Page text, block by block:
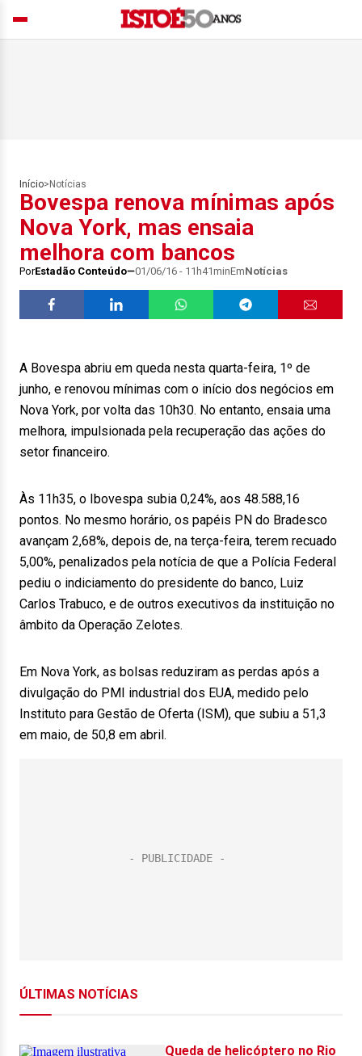
Início> Notícias
Bovespa renova mínimas após
Nova York, mas ensaia
melhora com bancos
PorEstadão Conteúdo 01/06/16 - 11h41minEmNotícias
A Bovespa abriu em queda nesta quarta-feira, 1º de
junho, e renovou mínimas com o início dos negócios em
Nova York, por volta das 10h30. No entanto, ensaia uma
melhora, impulsionada pela recuperação das ações do
setor financeiro.
Às 11h35, o Ibovespa subia 0,24%, aos 48.588,16
pontos. No mesmo horário, os papéis PN do Bradesco
avançam 2,68%, depois de, na terça-feira, terem recuado
5,00%, penalizados pela notícia de que a Polícia Federal
pediu o indiciamento do presidente do banco, Luiz
Carlos Trabuco, e de outros executivos da instituição no
âmbito da Operação Zelotes.
Em Nova York, as bolsas reduziram as perdas após a
divulgação do PMI industrial dos EUA, medido pelo
Instituto para Gestão de Oferta (ISM), que subiu a 51,3
em maio, de 50,8 em abril.